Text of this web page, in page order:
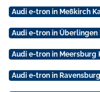
Audi e-tron in Meßkirch
Audi e-tron in Überlingen
Audi e-tron in Meersburg
Audi e-tron in